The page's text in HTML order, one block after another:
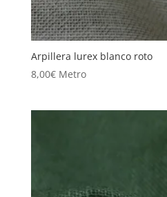
Arpillera lurex blanco roto
8,00€ Metro